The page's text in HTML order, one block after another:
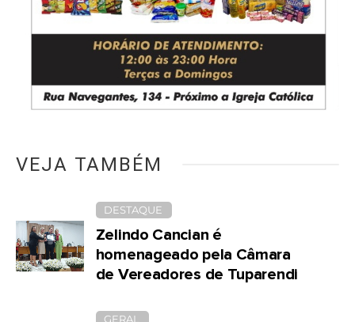
VEJA TAMBÉM
DESTAQUE
Zelindo Cancian é
homenageado pela Câmara
de Vereadores de Tuparendi
GERAL